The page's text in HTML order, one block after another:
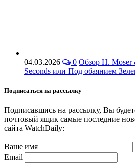
04.03.2026 0 Обзор H. Moser
Seconds или Под обаянием
Подписаться на рассылку
Подписавшись на рассылку, Вы
почтовый ящик самые последние
сайта WatchDaily:
Ваше имя
Email